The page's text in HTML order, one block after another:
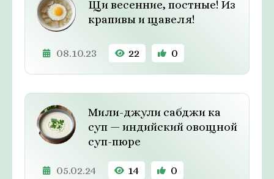
Щи весенние, постные! Из
крапивы и щавеля!
08.10.23 22 0
Мили-джули сабджи ка
суп — индийский овощной
суп-пюре
05.02.24 14 0